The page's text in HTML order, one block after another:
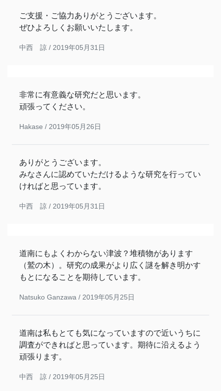
ご支援・ご協力ありがとうございます。
ぜひよろしくお願いいたします。
中西 諒 / 2019年05月31日
非常に有意義な研究だと思います。
頑張ってください。
Hakase / 2019年05月26日
ありがとうございます。
みなさんに認めていただけるような研究を行ってい
ければと思っています。
中西 諒 / 2019年05月31日
道南にもよくわからない津波？堆積物があります
（鷲の木）。研究の成果がより広く謎を解き明かす
もとになることを期待しています。
Natsuko Ganzawa / 2019年05月25日
道南は私もとても気になっていますので近いうちに
調査ができればと思っています。期待に沿えるよう
頑張ります。
中西 諒 / 2019年05月25日